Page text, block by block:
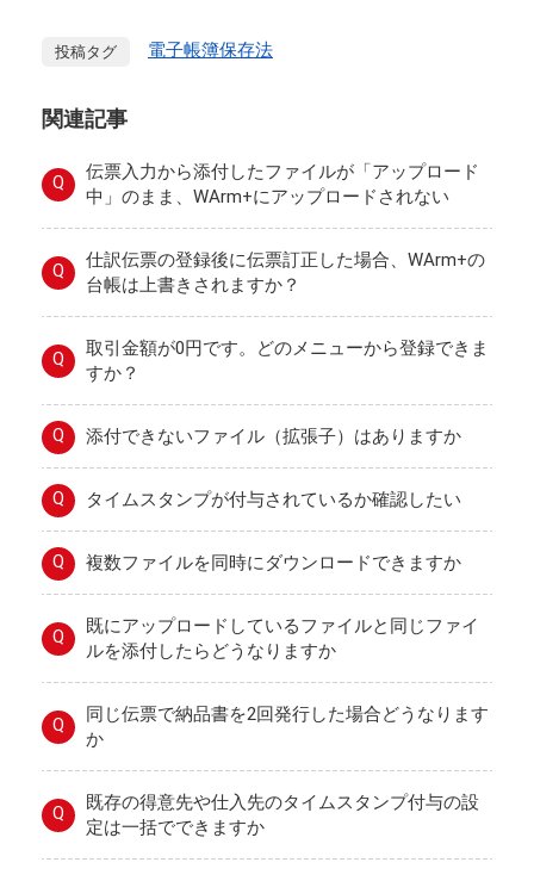
投稿タグ 電子帳簿保存法
関連記事
Q
伝票入力から添付したファイルが「アップロード
中」のまま、WArm+にアップロードされない
Q
仕訳伝票の登録後に伝票訂正した場合、WArm+の
台帳は上書きされますか？
Q
取引金額が0円です。どのメニューから登録できま
すか？
Q 添付できないファイル（拡張子）はありますか
Q タイムスタンプが付与されているか確認したい
Q 複数ファイルを同時にダウンロードできますか
Q
既にアップロードしているファイルと同じファイ
ルを添付したらどうなりますか
Q
同じ伝票で納品書を2回発行した場合どうなります
か
Q
既存の得意先や仕入先のタイムスタンプ付与の設
定は一括でできますか